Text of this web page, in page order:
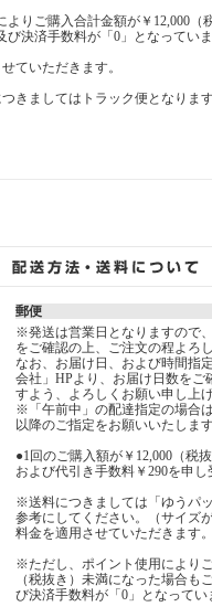
りご購入合計金額が￥12,000（
決済手数料が「0」となってい
ていただきます。
きましてはトラック便となります
郵便
※発送は営業日となりますので
をご確認の上、ご注文の程よろ
なお、お届け日、および時間指
会社」HPより、お届け日数をご
すよう、よろしくお願い申し上げ
※「午前中」の配達指定の場合
以降のご指定をお願いいたします
●1回のご購入額が￥12,000（税
および代引き手数料￥290を申し
※送料につきましては「ゆうパ
参考にしてください。（サイズ
料金を適用させていただきます。
※ただし、ポイント使用により
（税抜き）未満になった場合も
び決済手数料が「0」となってい